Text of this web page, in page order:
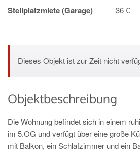
Stellplatzmiete (Garage) 36 €
Dieses Objekt ist zur Zeit nicht
Objektbeschreibung
Die Wohnung befindet sich in einem
im 5.OG und verfügt über eine große
mit Balkon, ein Schlafzimmer und ein